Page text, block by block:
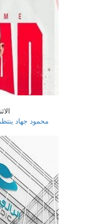
الاثنين 03
محمود جهاد